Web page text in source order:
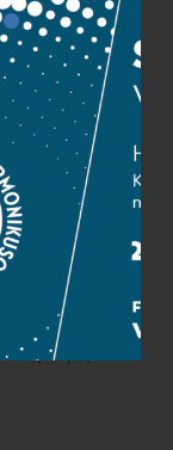
1. (Müpa)